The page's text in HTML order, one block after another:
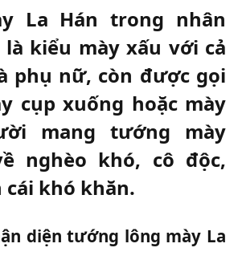
La Hán trong nhân
kiểu mày xấu với cả
phụ nữ, còn được gọi
cụp xuống hoặc mày
mang tướng mày
nghèo khó, cô độc,
khó khăn.
diện tướng lông mày La